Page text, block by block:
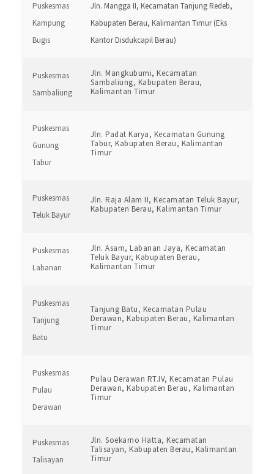
Puskesmas
Kampung
Bugis
Jln. Mangga II, Kecamatan Tanjung Redeb,
Kabupaten Berau, Kalimantan Timur (Eks
Kantor Disdukcapil Berau)
Puskesmas
Sambaliung
Jln. Mangkubumi, Kecamatan
Sambaliung, Kabupaten Berau,
Kalimantan Timur
Puskesmas
Gunung
Tabur
Jln. Padat Karya, Kecamatan Gunung
Tabur, Kabupaten Berau, Kalimantan
Timur
Puskesmas
Teluk Bayur
Jln. Raja Alam II, Kecamatan Teluk Bayur,
Kabupaten Berau, Kalimantan Timur
Puskesmas
Labanan
Jln. Asam, Labanan Jaya, Kecamatan
Teluk Bayur, Kabupaten Berau,
Kalimantan Timur
Puskesmas
Tanjung
Batu
Tanjung Batu, Kecamatan Pulau
Derawan, Kabupaten Berau, Kalimantan
Timur
Puskesmas
Pulau
Derawan
Pulau Derawan RT.IV, Kecamatan Pulau
Derawan, Kabupaten Berau, Kalimantan
Timur
Puskesmas
Talisayan
Jln. Soekarno Hatta, Kecamatan
Talisayan, Kabupaten Berau, Kalimantan
Timur